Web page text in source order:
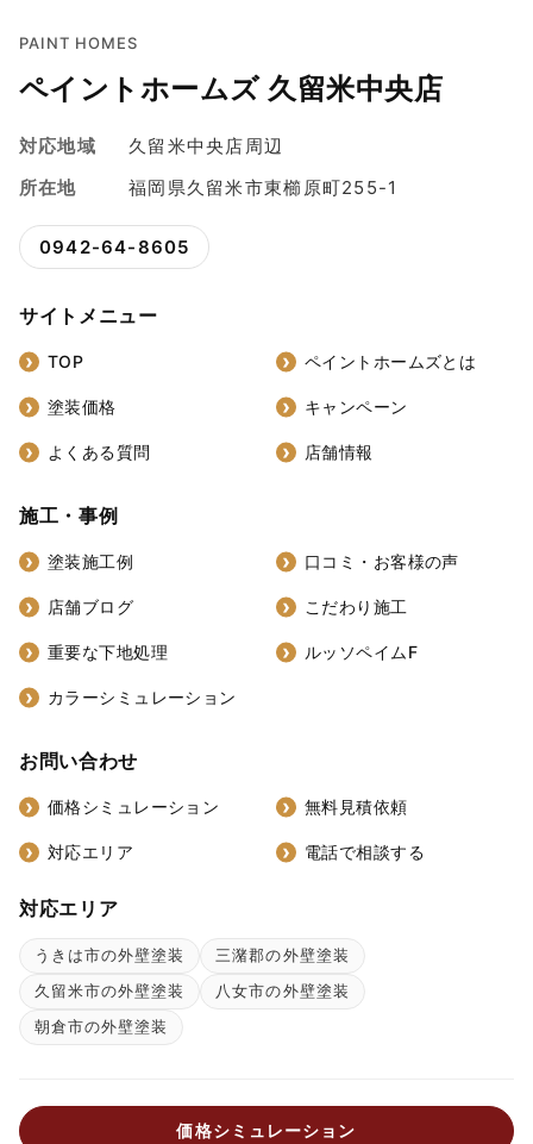
PAINT HOMES
ペイントホームズ 久留米中央店
対応地域
久留米中央店周辺
所在地
福岡県久留米市東櫛原町255-1
0942-64-8605
サイトメニュー
TOP ペイントホームズとは
塗装価格 キャンペーン
よくある質問 店舗情報
施工・事例
塗装施工例 口コミ・お客様の声
店舗ブログ こだわり施工
重要な下地処理 ルッソペイムF
カラーシミュレーション
お問い合わせ
価格シミュレーション 無料見積依頼
対応エリア 電話で相談する
対応エリア
うきは市の外壁塗装
三潴郡の外壁塗装
久留米市の外壁塗装
八女市の外壁塗装
朝倉市の外壁塗装
価格シミュレーション